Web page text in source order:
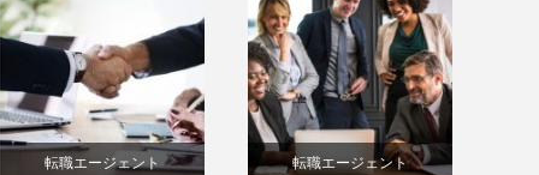
転職エージェント 転職エージェント